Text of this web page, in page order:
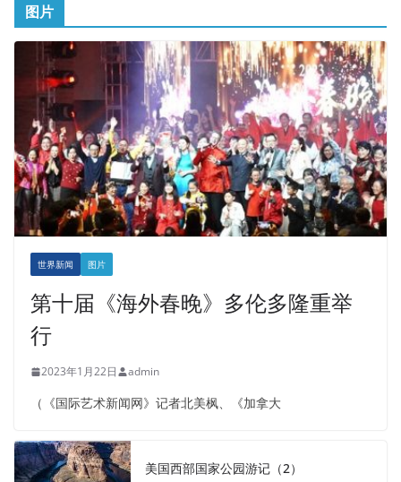
图片
世界新闻 图片
第十届《海外春晚》多伦多隆重举
行
2023年1月22日 admin
（《国际艺术新闻网》记者北美枫、《加拿大
美国西部国家公园游记（2）